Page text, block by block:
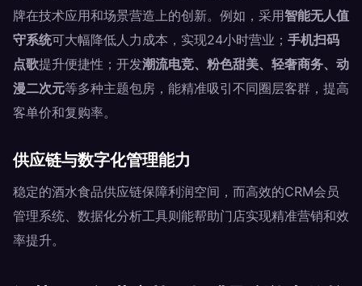
牌在技术应用和场景营造上的创新。例如，采用智能无人值
守系统可大幅降低人力成本，实现24小时营业； 手机扫码
点歌提升便捷性；开发潮流电竞、粉色甜美、轻奢商务、动
漫二次元等多种主题包房，能精准吸引不同圈层客群，提高
客单价和复购率。
供应链与数字化管理能力
稳定的酒水食品供应链保障利润空间，而高效的CRM会员
管理系统、数据化分析工具则能帮助门店实现精准营销和效
率提升。